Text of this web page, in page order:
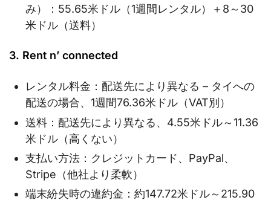
み）：55.65米ドル（1週間レンタル）＋8～30
米ドル（送料）
3. Rent n’ connected
レンタル料金：配送先により異なる – タイへの
配送の場合、1週間76.36米ドル（VAT別）
送料：配送先により異なる、4.55米ドル～11.36
米ドル（高くない）
支払い方法：クレジットカード、PayPal、
Stripe（他社より柔軟）
端末紛失時の違約金：約147.72米ドル～215.90